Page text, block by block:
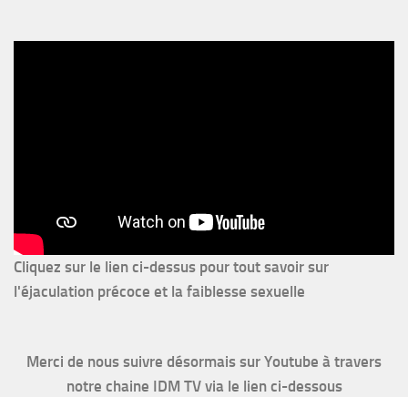
Cliquez sur le lien ci-dessus pour tout savoir sur
l'éjaculation précoce et la faiblesse sexuelle
Merci de nous suivre désormais sur Youtube à travers
notre chaine IDM TV via le lien ci-dessous